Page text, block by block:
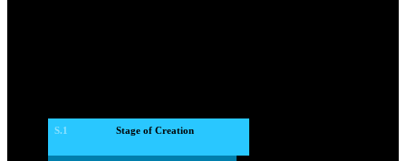
S.1 Stage of Creation